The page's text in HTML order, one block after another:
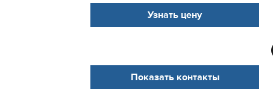
Узнать цену
Показать контакты